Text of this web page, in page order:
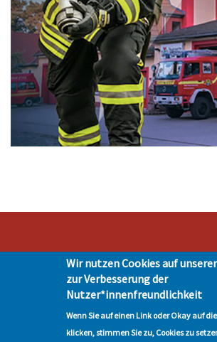
Stadt Hohen Neuendorf • Oranienburger Str. 2 •
Telefon 03303-528-0
Impressum|Presse| Datenschutz| © Hohen-
vorbehalten - Vervielfältigung nur mit
Wir nutzen Cookies auf
zur Verbesserung der
Nutzer*innenfreundlichkeit
Wenn Sie auf einen Link oder Okay auf
klicken, stimmen Sie zu, Cookies zu